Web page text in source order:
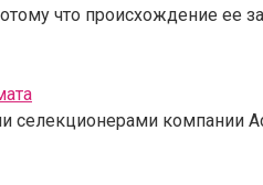
что происхождение ее
компании